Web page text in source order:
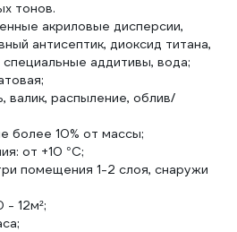
тонов.
акриловые дисперсии,
антисептик, диоксид титана,
аддитивы, вода;
валик, распыление, облив/
более 10% от массы;
от +10 °С;
помещения 1-2 слоя, снаружи
- 12м²;